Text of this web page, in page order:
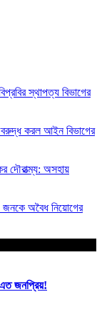
স্থাপত্য বিভাগের
করল আইন বিভাগের
দৌরাত্ম্য: অসহায়
জনকে অবৈধ নিয়োগের
এত জনপ্রিয়!